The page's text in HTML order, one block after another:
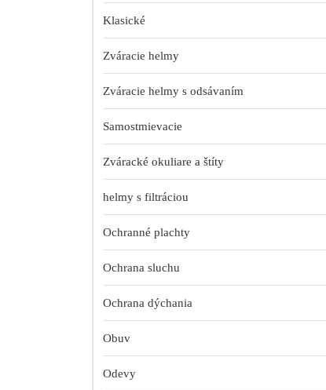
Klasické
Zváracie helmy
Zváracie helmy s odsávaním
Samostmievacie
Zváracké okuliare a štíty
helmy s filtráciou
Ochranné plachty
Ochrana sluchu
Ochrana dýchania
Obuv
Odevy